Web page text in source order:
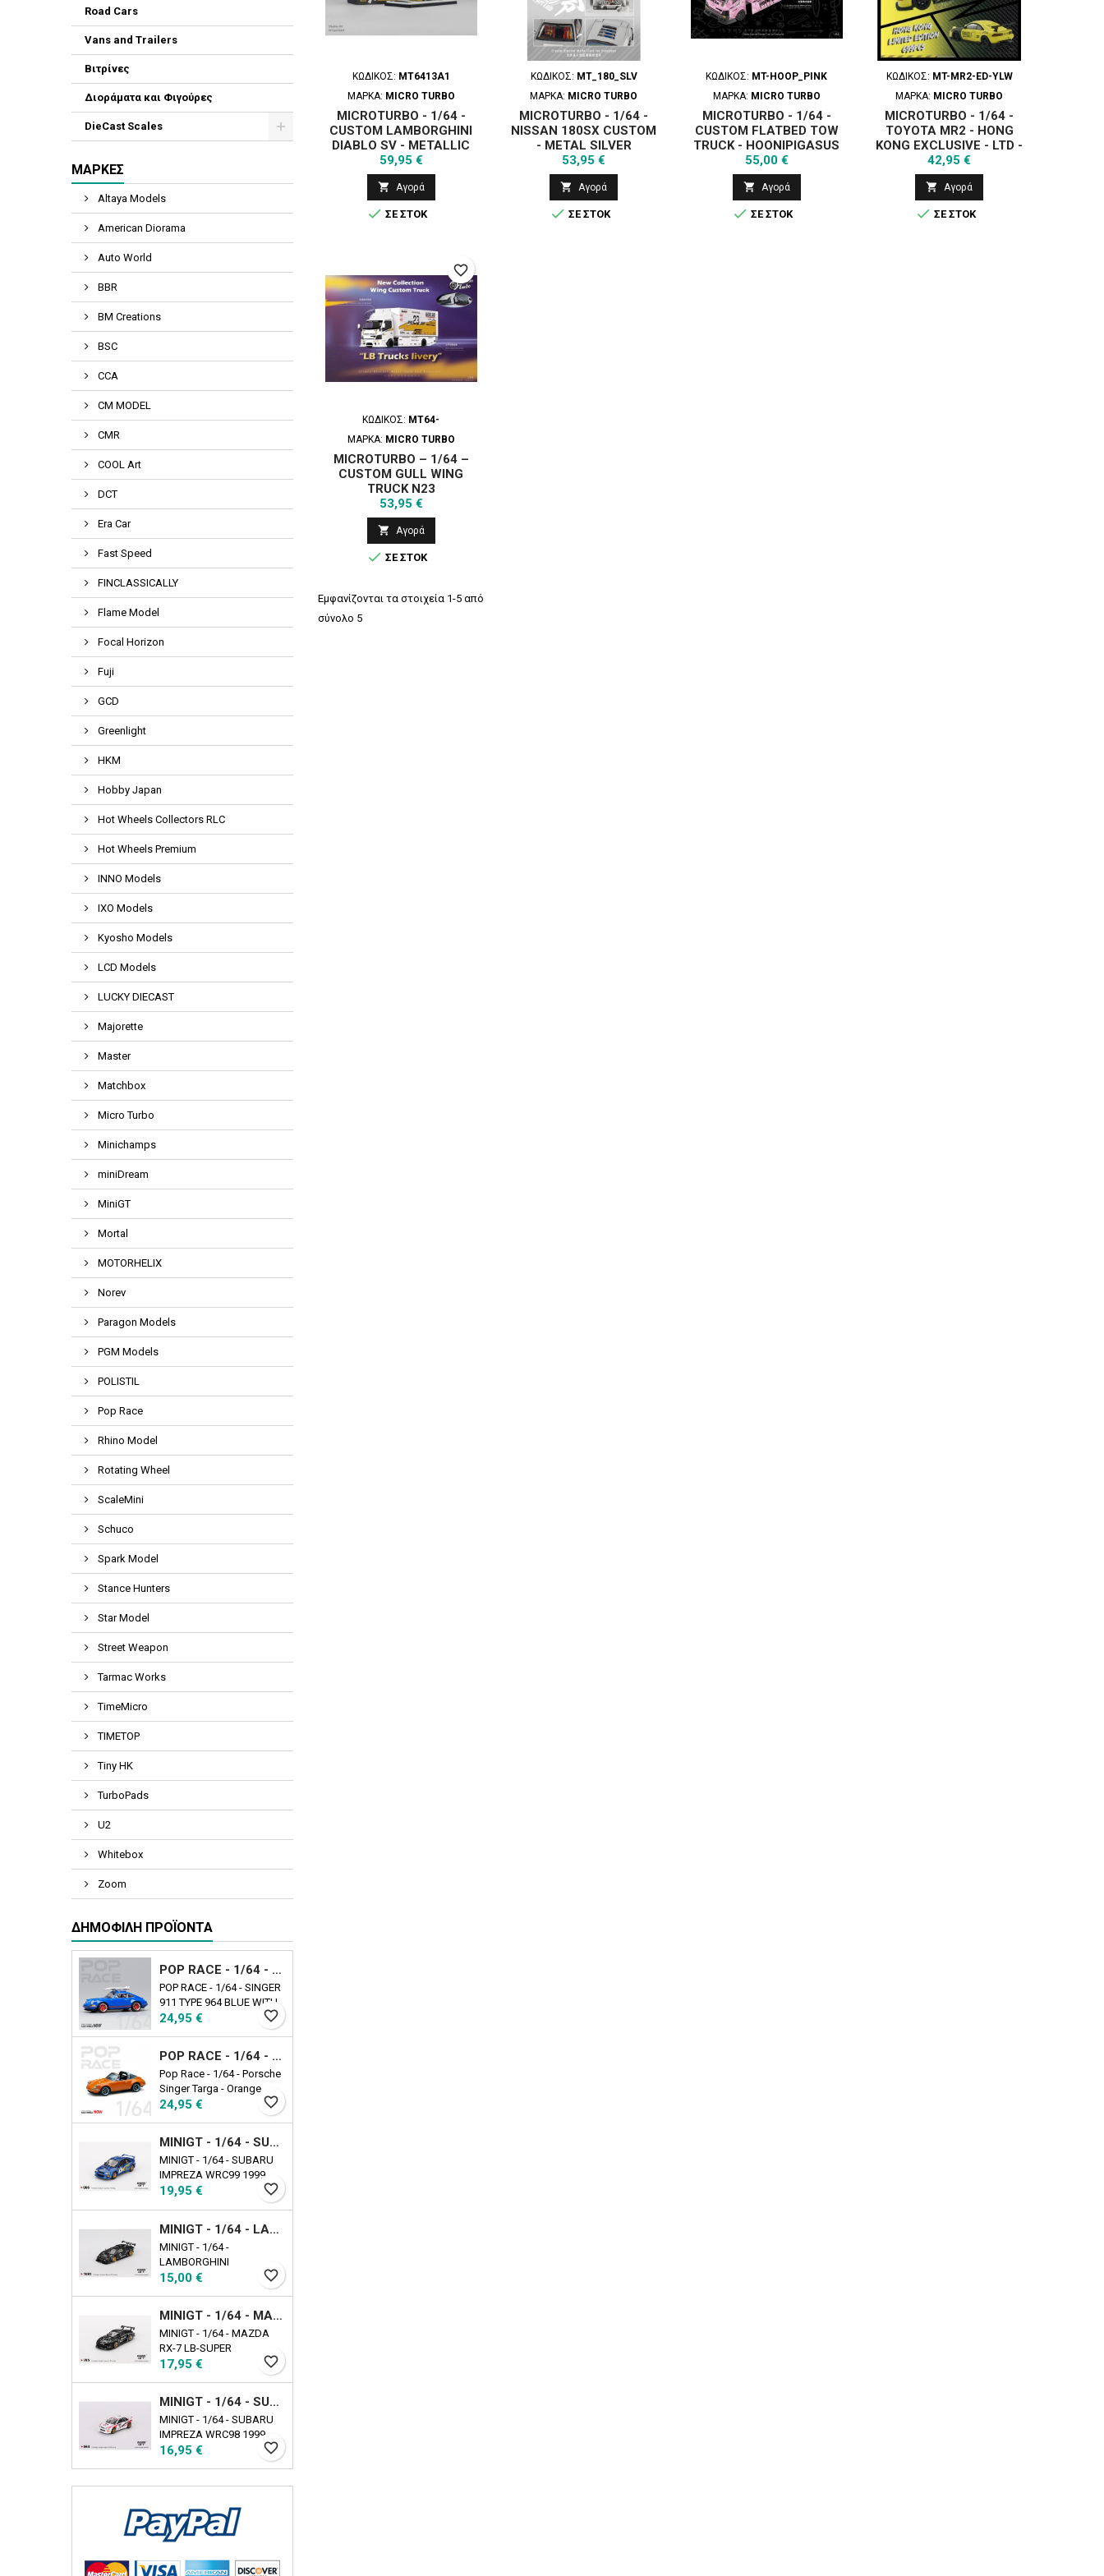
Road Cars
Vans and Trailers
Βιτρίνες
Διοράματα και Φιγούρες
DieCast Scales
ΜΆΡΚΕΣ
Altaya Models
American Diorama
Auto World
BBR
BM Creations
BSC
CCA
CM MODEL
CMR
COOL Art
DCT
Era Car
Fast Speed
FINCLASSICALLY
Flame Model
Focal Horizon
Fuji
GCD
Greenlight
HKM
Hobby Japan
Hot Wheels Collectors RLC
Hot Wheels Premium
INNO Models
IXO Models
Kyosho Models
LCD Models
LUCKY DIECAST
Majorette
Master
Matchbox
Micro Turbo
Minichamps
miniDream
MiniGT
Mortal
MOTORHELIX
Norev
Paragon Models
PGM Models
POLISTIL
Pop Race
Rhino Model
Rotating Wheel
ScaleMini
Schuco
Spark Model
Stance Hunters
Star Model
Street Weapon
Tarmac Works
TimeMicro
TIMETOP
Tiny HK
TurboPads
U2
Whitebox
Zoom
ΔΗΜΟΦΙΛΉ ΠΡΟΪΌΝΤΑ
POP RACE - 1/64 - SINGER 911 TYPE 964 BLUE WITH WAKEBOARD
POP RACE - 1/64 - SINGER
911 TYPE 964 BLUE WITH
WAKEBOARD
Τιμή
24,95 € favorite_border
POP RACE - 1/64 - PORSCHE SINGER TARGA - ORANGE
Pop Race - 1/64 - Porsche
Singer Targa - Orange
Τιμή
24,95 € favorite_border
MINIGT - 1/64 - SUBARU IMPREZA WRC99 1999 RALLY AUSTRALIA WINNER N5 AUSTRALIA EXCLUSIVE
MINIGT - 1/64 - SUBARU
IMPREZA WRC99 1999
RALLY AUSTRALIA
WINNER N5 AUSTRALIA
Τιμή
19,95 € favorite_border
MINIGT - 1/64 - LAMBORGHINI COUNTACH LB-WORKS BLACK
MINIGT - 1/64 -
LAMBORGHINI
COUNTACH LB-WORKS
Τιμή
15,00 € favorite_border
MINIGT - 1/64 - MAZDA RX-7 LB-SUPER SILHOUETTE LIBERTY WALK BLACK
MINIGT - 1/64 - MAZDA
RX-7 LB-SUPER
SILHOUETTE LIBERTY
Τιμή
17,95 € favorite_border
MINIGT - 1/64 - SUBARU IMPREZA WRC98 1999 RALLY TOUR DE CORSE N22
MINIGT - 1/64 - SUBARU
IMPREZA WRC98 1999
RALLY TOUR DE CORSE
Τιμή
16,95 € favorite_border
ΚΩΔΙΚΌΣ: MT6413A1
ΜΆΡΚΑ: MICRO TURBO
MICROTURBO - 1/64 -
CUSTOM LAMBORGHINI
DIABLO SV - METALLIC
YELLOW
Τιμή
59,95 €
 Αγορά
 ΣΕ ΣΤΟΚ
ΚΩΔΙΚΌΣ: MT_180_SLV
ΜΆΡΚΑ: MICRO TURBO
MICROTURBO - 1/64 -
NISSAN 180SX CUSTOM
- METAL SILVER
Τιμή
53,95 €
 Αγορά
 ΣΕ ΣΤΟΚ
ΚΩΔΙΚΌΣ: MT-HOOP_PINK
ΜΆΡΚΑ: MICRO TURBO
MICROTURBO - 1/64 -
CUSTOM FLATBED TOW
TRUCK - HOONIPIGASUS
- PINK
Τιμή
55,00 €
 Αγορά
 ΣΕ ΣΤΟΚ
ΚΩΔΙΚΌΣ: MT-MR2-ED-YLW
ΜΆΡΚΑ: MICRO TURBO
MICROTURBO - 1/64 -
TOYOTA MR2 - HONG
KONG EXCLUSIVE - LTD -
YELLOW
Τιμή
42,95 €
 Αγορά
 ΣΕ ΣΤΟΚ
ΚΩΔΙΚΌΣ: MT64-
ΜΆΡΚΑ: MICRO TURBO
MICROTURBO – 1/64 –
CUSTOM GULL WING
TRUCK N23
Τιμή
53,95 €
 Αγορά
 ΣΕ ΣΤΟΚ
favorite_border
Εμφανίζονται τα στοιχεία 1-5 από
σύνολο 5